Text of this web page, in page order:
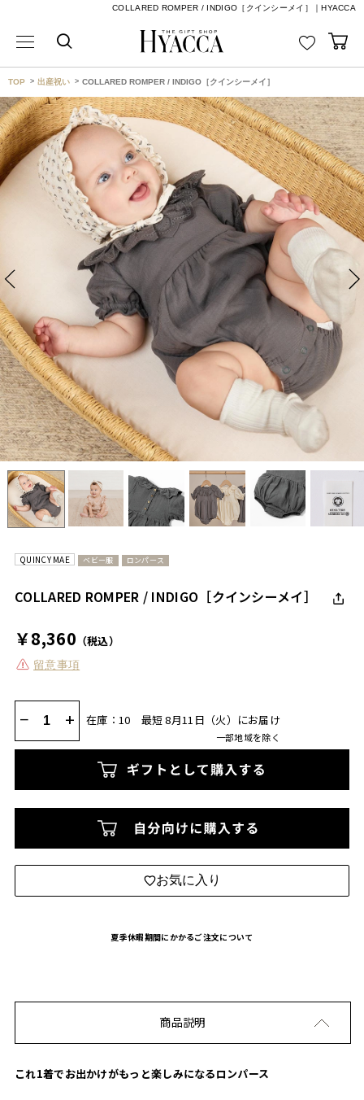
COLLARED ROMPER / INDIGO［クインシーメイ］｜HYACCA
TOP 出産祝い COLLARED ROMPER / INDIGO［クインシーメイ］
QUINCY MAE ベビー服 ロンパース
COLLARED ROMPER / INDIGO［クインシーメイ］
￥8,360 （税込）
留意事項
− + 在庫：10 最短 8月11日（火）にお届け
一部地域を除く
お気に入り
夏季休暇期間にかかるご注文について
商品説明
これ1着でお出かけがもっと楽しみになるロンパース